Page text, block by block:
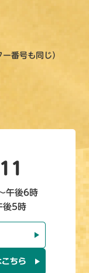
番号も同じ）
午後6時
後5時